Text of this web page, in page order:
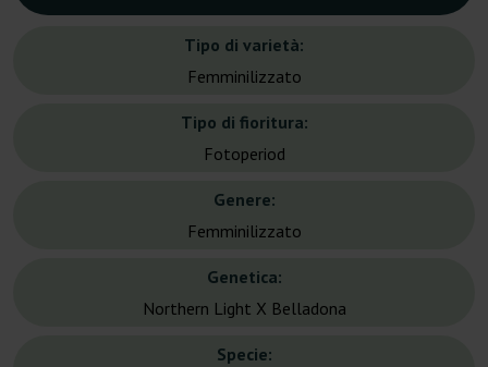
Tipo di varietà:
Femminilizzato
Tipo di fioritura:
Fotoperiod
Genere:
Femminilizzato
Genetica:
Northern Light X Belladona
Specie: